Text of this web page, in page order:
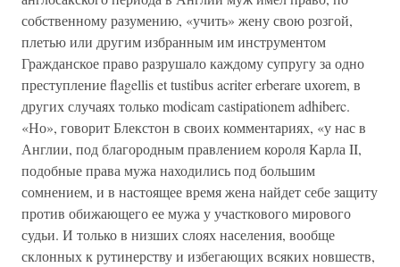
собственному разумению, «учить» жену свою розгой,
плетью или другим избранным им инструментом
Гражданское право разрушало каждому супругу за одно
преступление flagellis et tustibus acriter erberare uxorem, в
других случаях только modicam castipationem adhiberc.
«Но», говорит Блекстон в своих комментариях, «у нас в
Англии, под благородным правлением короля Карла II,
подобные права мужа находились под большим
сомнением, и в настоящее время жена найдет себе защиту
против обижающего ее мужа у участкового мирового
судьи. И только в низших слоях населения, вообще
склонных к рутинерству и избегающих всяких новшеств,